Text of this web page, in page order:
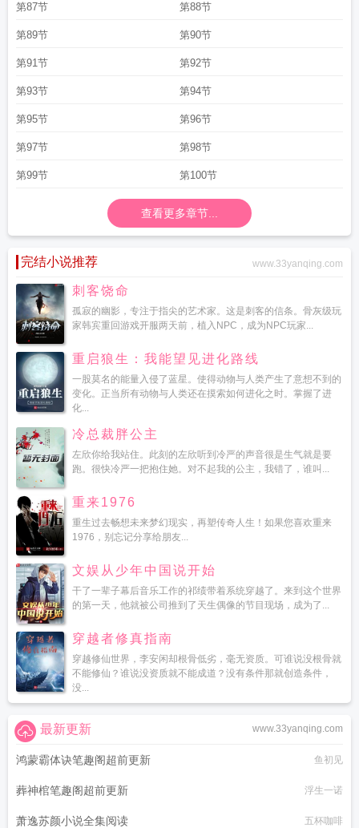
第87节 第88节
第89节 第90节
第91节 第92节
第93节 第94节
第95节 第96节
第97节 第98节
第99节 第100节
查看更多章节...
完结小说推荐 www.33yanqing.com
刺客饶命
孤寂的幽影，专注于指尖的艺术家。这是刺客的信条。骨灰级玩
家韩宾重回游戏开服两天前，植入NPC，成为NPC玩家...
重启狼生：我能望见进化路线
一股莫名的能量入侵了蓝星。使得动物与人类产生了意想不到的
变化。正当所有动物与人类还在摸索如何进化之时。掌握了进
化...
冷总裁胖公主
左欣你给我站住。此刻的左欣听到冷严的声音很是生气就是要
跑。很快冷严一把抱住她。对不起我的公主，我错了，谁叫...
重来1976
重生过去畅想未来梦幻现实，再塑传奇人生！如果您喜欢重来
1976，别忘记分享给朋友...
文娱从少年中国说开始
干了一辈子幕后音乐工作的祁绩带着系统穿越了。来到这个世界
的第一天，他就被公司推到了天生偶像的节目现场，成为了...
穿越者修真指南
穿越修仙世界，李安闲却根骨低劣，毫无资质。可谁说没根骨就
不能修仙？谁说没资质就不能成道？没有条件那就创造条件，
没...
www.33yanqing.com
最新更新
鸿蒙霸体诀笔趣阁超前更新 鱼初见
葬神棺笔趣阁超前更新 浮生一诺
萧逸苏颜小说全集阅读 五杯咖啡